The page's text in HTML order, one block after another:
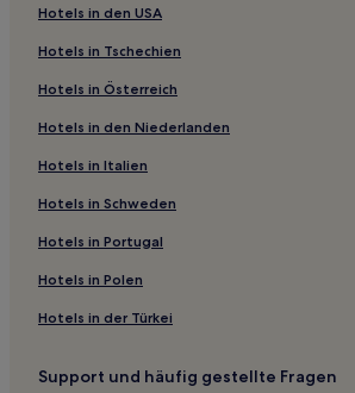
Golf in Carmarthenshire
Hotels mit inbegriffenem Frühstück in
Familien in Haverfordwest
Golf in Port-Eynon
Familien in Tenby
Familien in Saundersfoot
Haustierfreundliche in Fishguard
Golf in Fishguard
2-Sterne-Hotels in Newgale Beach
3-Sterne-Hotels in Little Haven
Hotels in den USA
Hotels in Tschechien
Hotels in Österreich
Hotels in den Niederlanden
Hotels in Italien
Hotels in Schweden
Hotels in Portugal
Hotels in Polen
Hotels in der Türkei
Support und häufig gestellte Fragen